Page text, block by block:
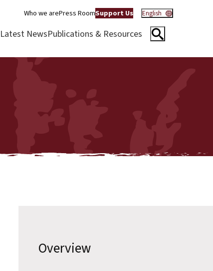
Who we arePress RoomSupport Us English
Latest NewsPublications & Resources
Overview